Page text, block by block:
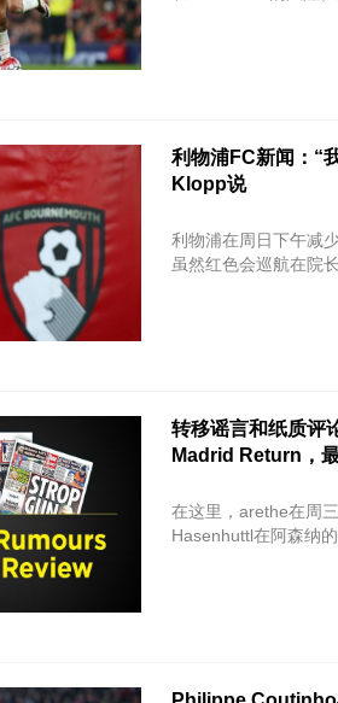
利物浦FC新闻：“
Klopp说
利物浦在周日下午减
虽然红色会巡航在院
转移谣言和纸质评
Madrid Return，
在这里，arethe在周三的报纸
Hasenhuttl在阿森纳